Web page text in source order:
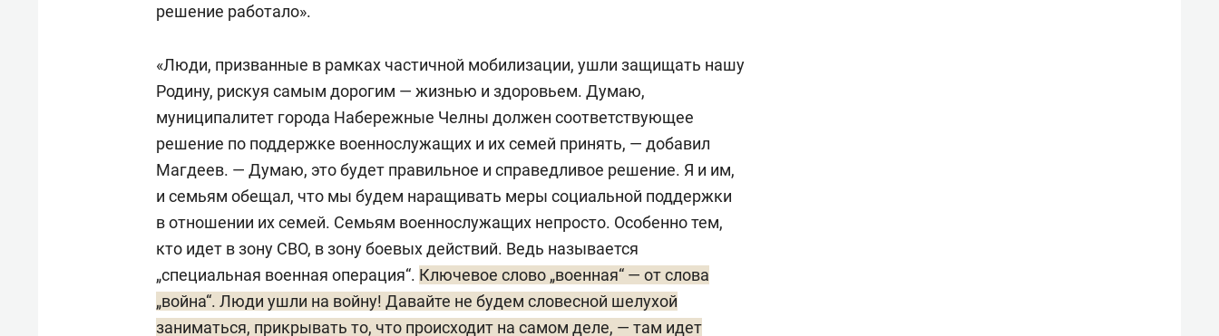
решение работало».
«Люди, призванные в рамках частичной мобилизации, ушли защищать нашу
Родину, рискуя самым дорогим — жизнью и здоровьем. Думаю,
муниципалитет города Набережные Челны должен соответствующее
решение по поддержке военнослужащих и их семей принять, — добавил
Магдеев. — Думаю, это будет правильное и справедливое решение. Я и им,
и семьям обещал, что мы будем наращивать меры социальной поддержки
в отношении их семей. Семьям военнослужащих непросто. Особенно тем,
кто идет в зону СВО, в зону боевых действий. Ведь называется
„специальная военная операция“. Ключевое слово „военная“ — от слова
„война“. Люди ушли на войну! Давайте не будем словесной шелухой
заниматься, прикрывать то, что происходит на самом деле, — там идет